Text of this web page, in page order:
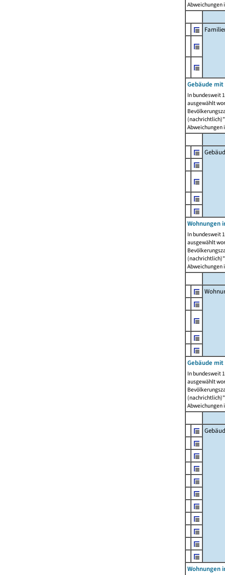
Abweichungen
Gebäude
In bundesweit
ausgewählt
Abweichungen
Wohnungen
In bundesweit
ausgewählt
Abweichungen
Gebäude
In bundesweit
ausgewählt
Abweichungen
Wohnungen